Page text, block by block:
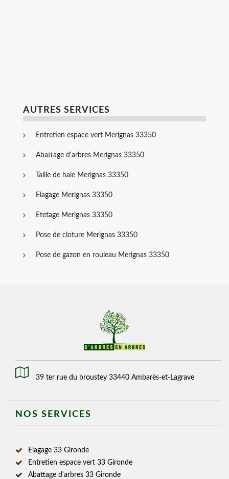
AUTRES SERVICES
Entretien espace vert Merignas 33350
Abattage d'arbres Merignas 33350
Taille de haie Merignas 33350
Elagage Merignas 33350
Etetage Merignas 33350
Pose de cloture Merignas 33350
Pose de gazon en rouleau Merignas 33350
39 ter rue du broustey 33440 Ambarès-et-Lagrave
NOS SERVICES
Elagage 33 Gironde
Entretien espace vert 33 Gironde
Abattage d'arbres 33 Gironde